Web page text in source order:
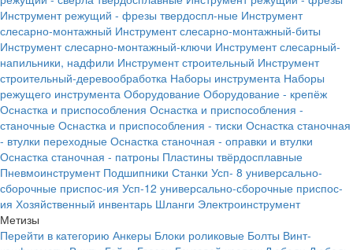
Инструмент режущий - фрезы твердоспл-ные Инструмент
слесарно-монтажный Инструмент слесарно-монтажный-биты
Инструмент слесарно-монтажный-ключи Инструмент слесарный-
напильники, надфили Инструмент строительный Инструмент
строительный-деревообработка Наборы инструмента Наборы
режущего инструмента Оборудование Оборудование - крепёж
Оснастка и приспособления Оснастка и приспособления -
станочные Оснастка и приспособления - тиски Оснастка станочная
- втулки переходные Оснастка станочная - оправки и втулки
Оснастка станочная - патроны Пластины твёрдосплавные
Пневмоинструмент Подшипники Станки Усп- 8 универсально-
сборочные приспос-ия Усп-12 универсально-сборочные приспос-
ия Хозяйственный инвентарь Шланги Электроинструмент
Метизы
Перейти в категорию Анкеры Блоки роликовые Болты Винт-